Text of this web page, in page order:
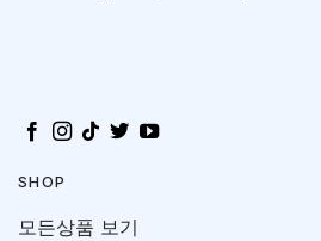
SHOP
모든상품 보기